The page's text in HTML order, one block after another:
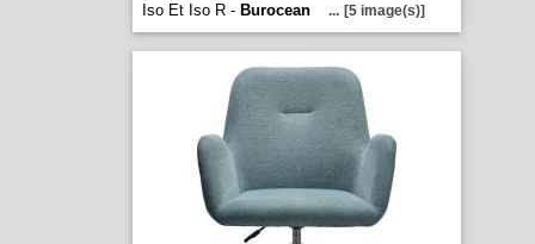
Iso Et Iso R - Burocean ... [5 image(s)]